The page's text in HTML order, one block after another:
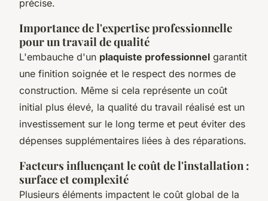
précise.
Importance de l'expertise professionnelle
pour un travail de qualité
L'embauche d'un plaquiste professionnel garantit
une finition soignée et le respect des normes de
construction. Même si cela représente un coût
initial plus élevé, la qualité du travail réalisé est un
investissement sur le long terme et peut éviter des
dépenses supplémentaires liées à des réparations.
Facteurs influençant le coût de l'installation :
surface et complexité
Plusieurs éléments impactent le coût global de la